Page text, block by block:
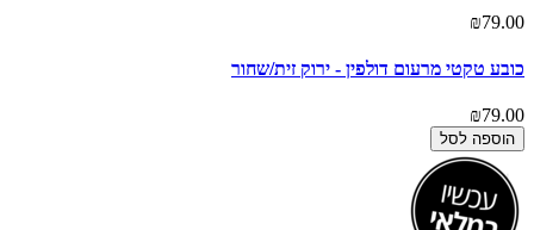
₪79.00
כובע טקטי מרעום דולפין - ירוק זית/שחור
₪79.00
הוספה לסל